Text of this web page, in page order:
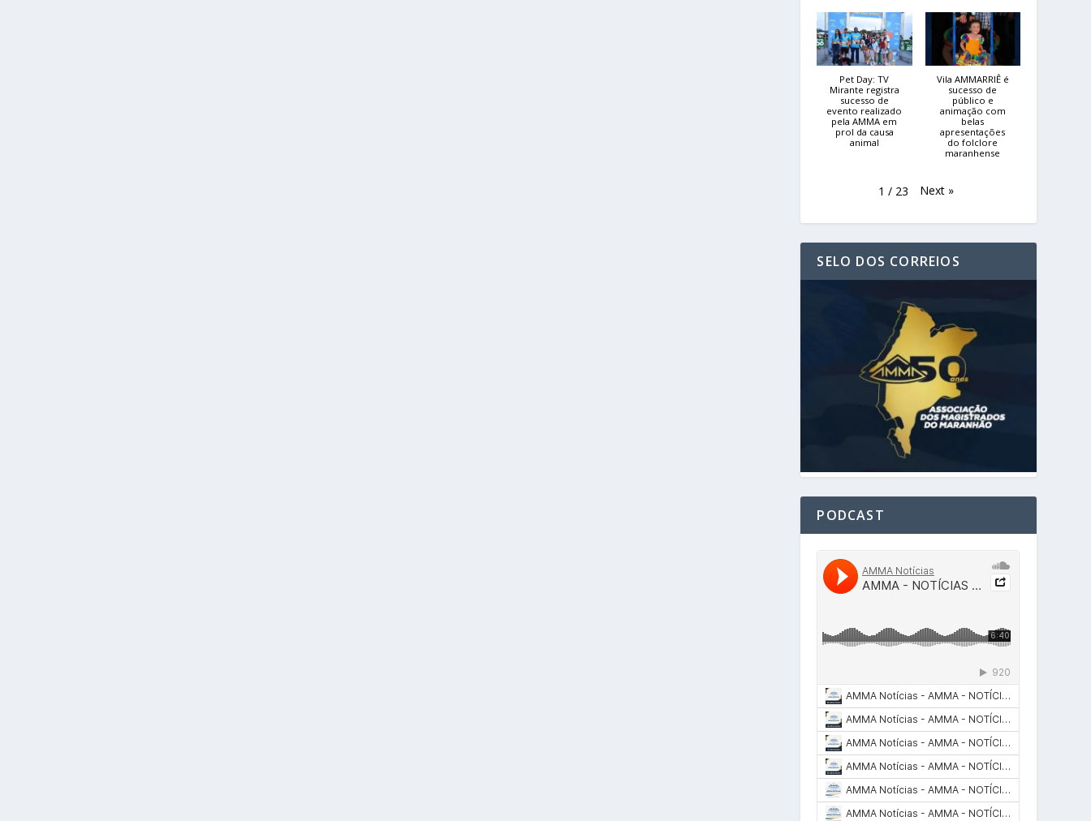
Pet Day: TV
Mirante registra
sucesso de
evento realizado
pela AMMA em
prol da causa
animal
Vila AMMARRIÊ é
sucesso de
público e
animação com
belas
apresentações
do folclore
maranhense
1 / 23 Next »
SELO DOS CORREIOS
PODCAST